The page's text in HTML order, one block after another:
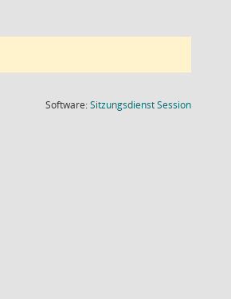
Software:SitzungsdienstSession(Wird in